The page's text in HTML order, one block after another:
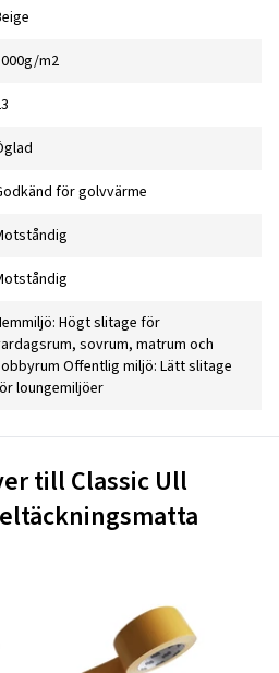
m2
för golvvärme
Högt slitage för
sovrum, matrum och
Offentlig miljö: Lätt slitage
loungemiljöer
till Classic Ull